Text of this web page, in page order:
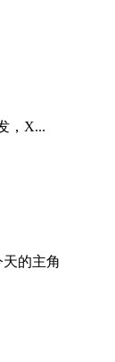
，X...
的主角